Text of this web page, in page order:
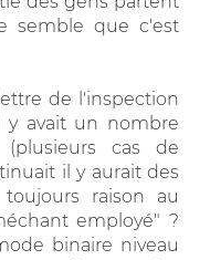
semble que c'est
de l'inspection
avait un nombre
cas de
il y aurait des
raison au
employé" ?
binaire niveau